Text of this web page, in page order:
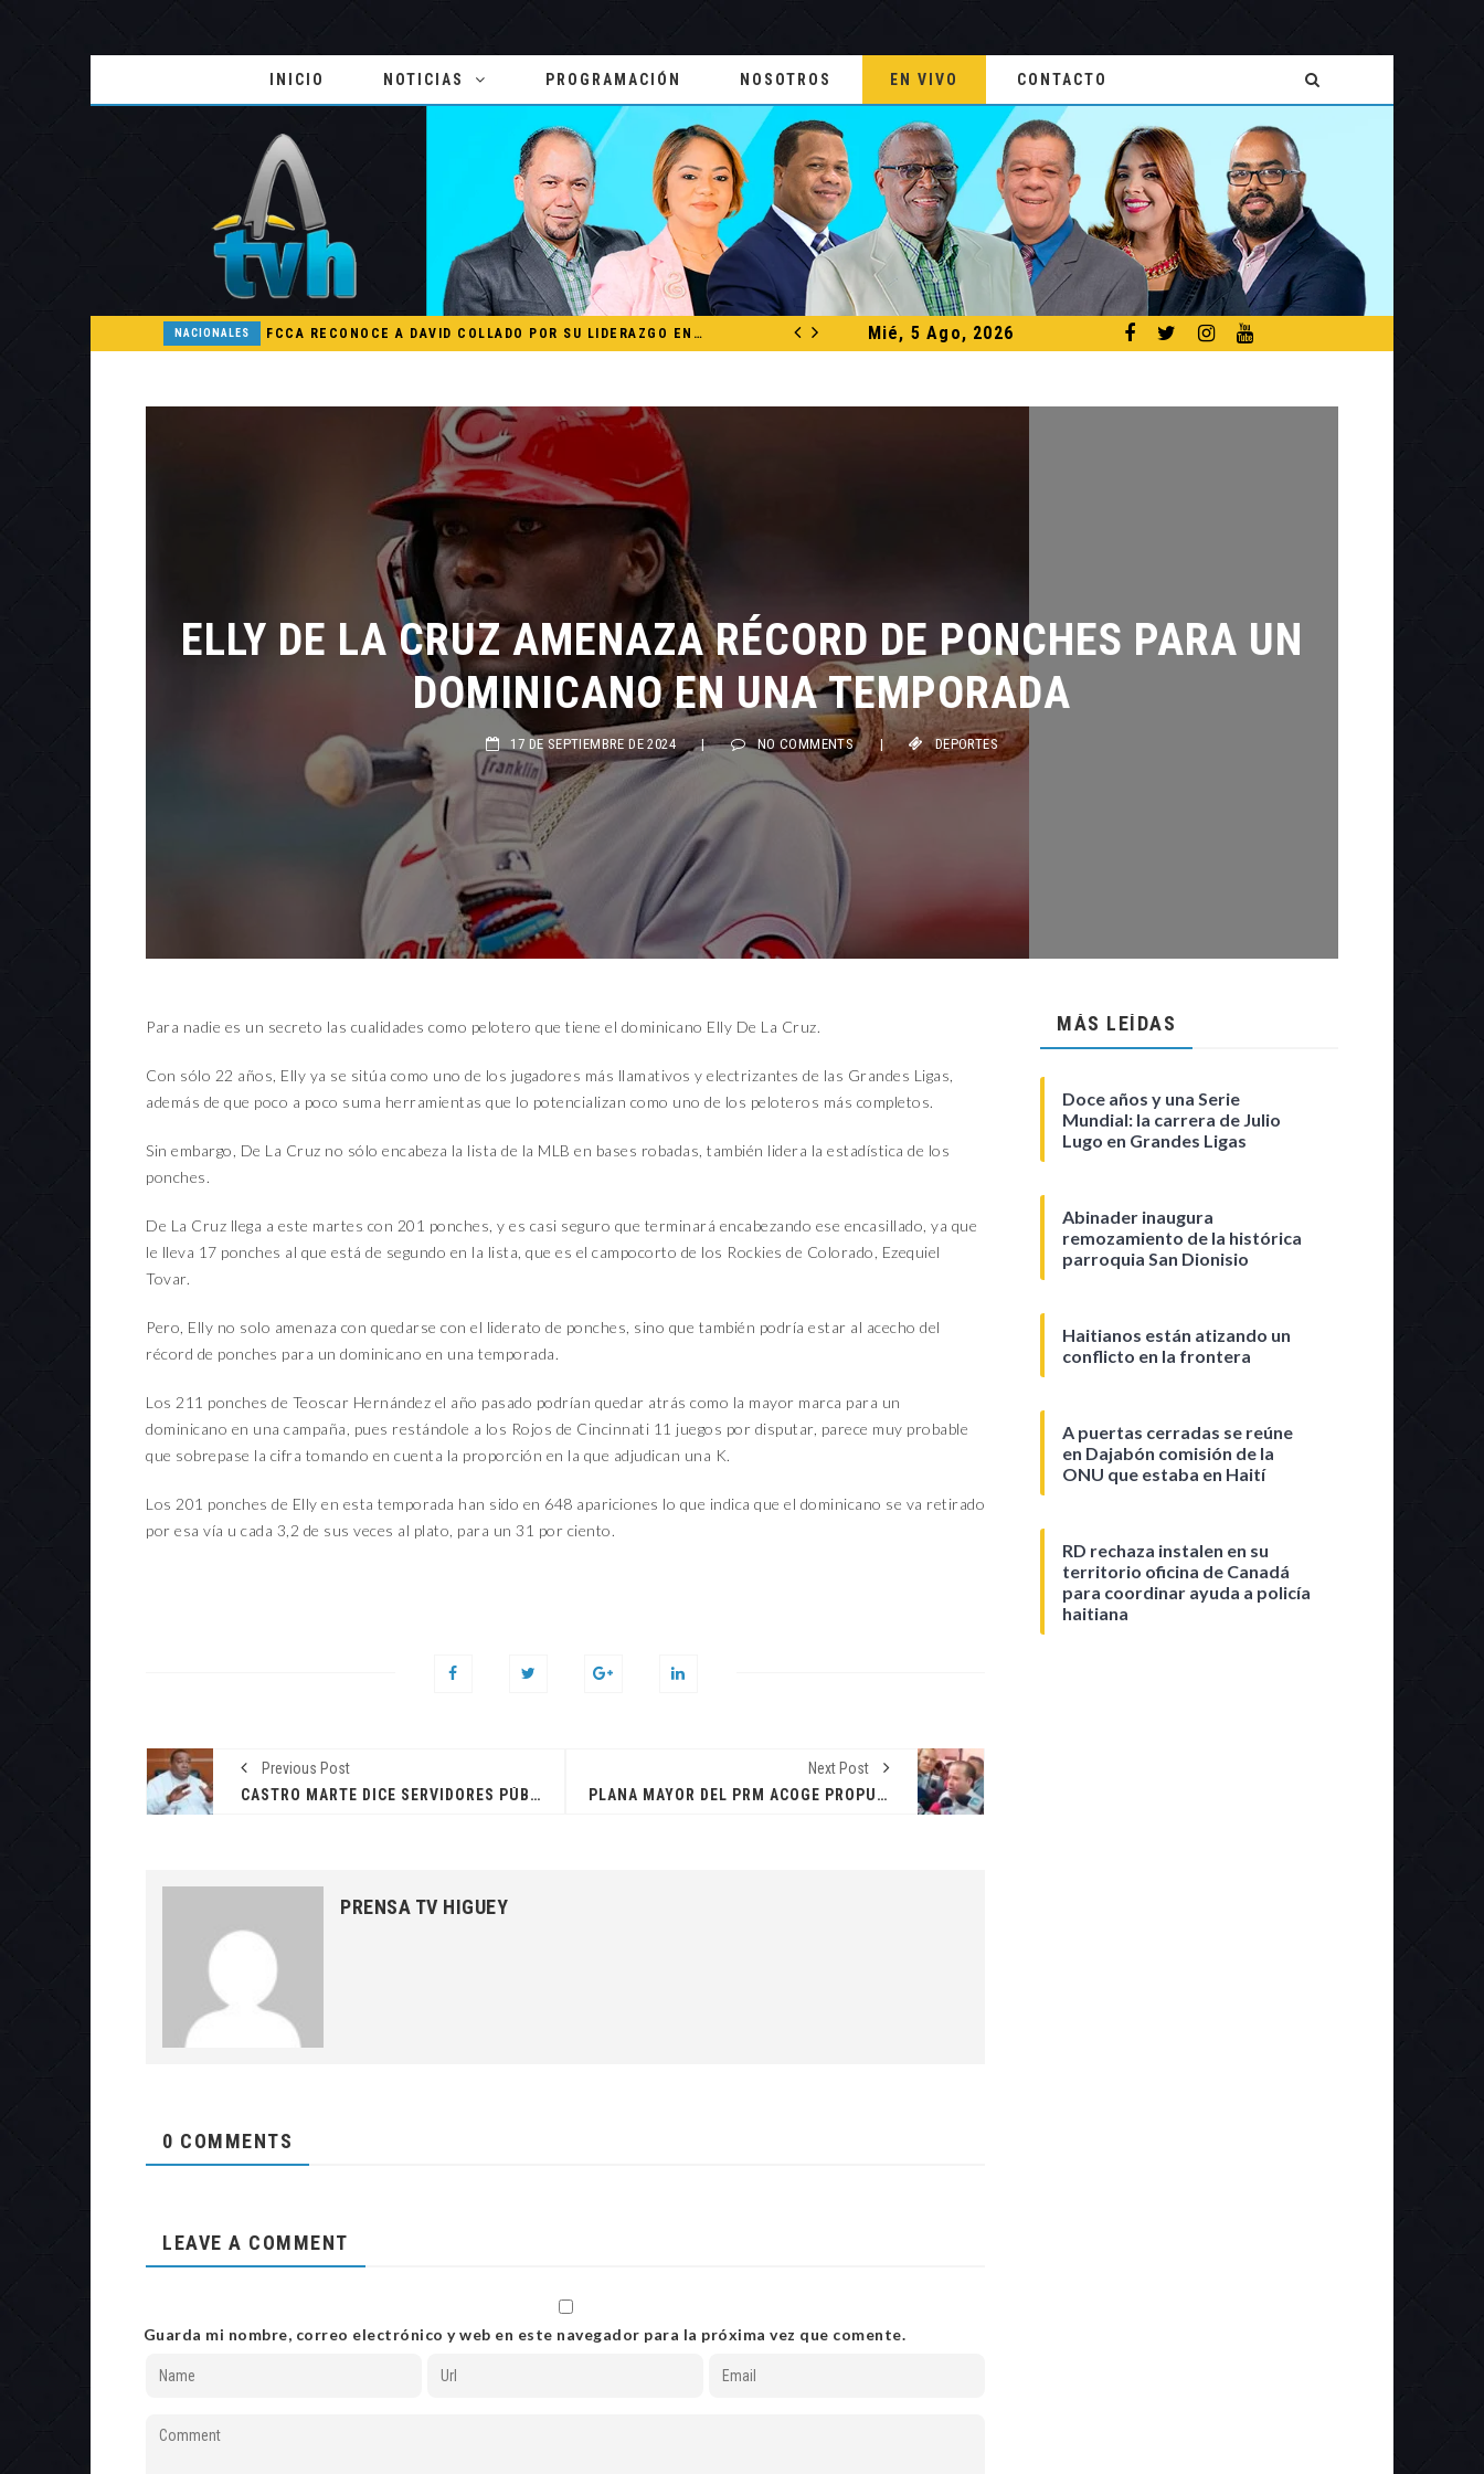
INICIO NOTICIAS PROGRAMACIÓN NOSOTROS EN VIVO CONTACTO
NACIONALES FCCA RECONOCE A DAVID COLLADO POR SU LIDERAZGO EN EL CRECIMIENTO DE LA INDUSTRIA DE CRUCEROS EN RD NACIONALES
Mié, 5 Ago, 2026
ELLY DE LA CRUZ AMENAZA RÉCORD DE PONCHES PARA UN
DOMINICANO EN UNA TEMPORADA
17 DE SEPTIEMBRE DE 2024 | NO COMMENTS | DEPORTES
Para nadie es un secreto las cualidades como pelotero que tiene el dominicano Elly De La Cruz.
Con sólo 22 años, Elly ya se sitúa como uno de los jugadores más llamativos y electrizantes de las Grandes Ligas,
además de que poco a poco suma herramientas que lo potencializan como uno de los peloteros más completos.
Sin embargo, De La Cruz no sólo encabeza la lista de la MLB en bases robadas, también lidera la estadística de los
ponches.
De La Cruz llega a este martes con 201 ponches, y es casi seguro que terminará encabezando ese encasillado, ya que
le lleva 17 ponches al que está de segundo en la lista, que es el campocorto de los Rockies de Colorado, Ezequiel
Tovar.
Pero, Elly no solo amenaza con quedarse con el liderato de ponches, sino que también podría estar al acecho del
récord de ponches para un dominicano en una temporada.
Los 211 ponches de Teoscar Hernández el año pasado podrían quedar atrás como la mayor marca para un
dominicano en una campaña, pues restándole a los Rojos de Cincinnati 11 juegos por disputar, parece muy probable
que sobrepase la cifra tomando en cuenta la proporción en la que adjudican una K.
Los 201 ponches de Elly en esta temporada han sido en 648 apariciones lo que indica que el dominicano se va retirado
por esa vía u cada 3,2 de sus veces al plato, para un 31 por ciento.
Previous Post
CASTRO MARTE DICE SERVIDORES PÚBLICOS ESTÁN EN OBLIGACIÓN DE DECLARAR
Next Post
PLANA MAYOR DEL PRM ACOGE PROPUESTA DE SUS LEGISLADORES DE SOLO REDUCIR 20 DIPUTADOS
PRENSA TV HIGUEY
0 COMMENTS
LEAVE A COMMENT
Guarda mi nombre, correo electrónico y web en este navegador para la próxima vez que comente.
MÁS LEÍDAS
Doce años y una Serie
Mundial: la carrera de Julio
Lugo en Grandes Ligas
Abinader inaugura
remozamiento de la histórica
parroquia San Dionisio
Haitianos están atizando un
conflicto en la frontera
A puertas cerradas se reúne
en Dajabón comisión de la
ONU que estaba en Haití
RD rechaza instalen en su
territorio oficina de Canadá
para coordinar ayuda a policía
haitiana